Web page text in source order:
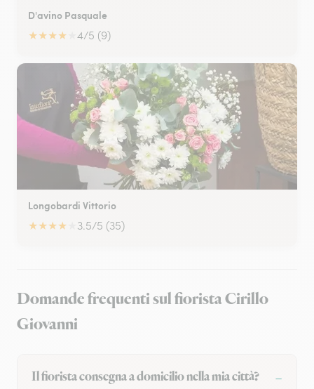
D'avino Pasquale
★★★★ 4/5 (9)
Longobardi Vittorio
★★★★ 3.5/5 (35)
Domande frequenti sul fiorista Cirillo
Giovanni
Il fiorista consegna a domicilio nella mia città?